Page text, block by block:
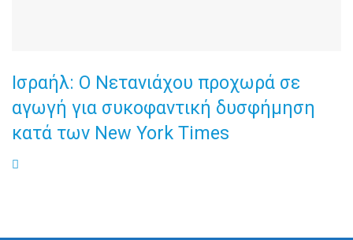
Ισραήλ: Ο Νετανιάχου προχωρά σε
αγωγή για συκοφαντική δυσφήμηση
κατά των New York Times